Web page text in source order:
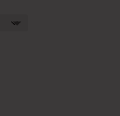
68.400